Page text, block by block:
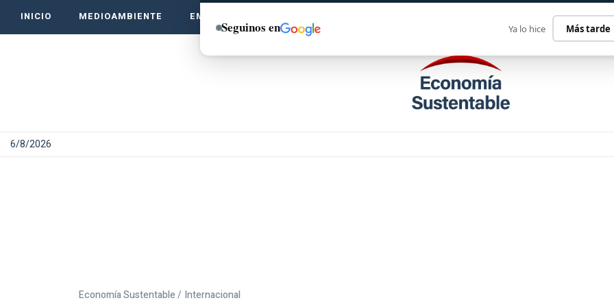
INICIO MEDIOAMBIENTE EMPRENDE VERDE
6/8/2026
Economía Sustentable / Internacional
Seguinos en Ya lo hice Más tarde